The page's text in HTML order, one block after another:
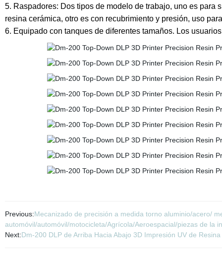
5. Raspadores: Dos tipos de modelo de trabajo, uno es
resina cerámica, otro es con recubrimiento y presión, uso
6. Equipado con tanques de diferentes tamaños. Los
Previous:Mecanizado de precisión a medida torno aluminio/acero/
automóvil/automóvil/motocicleta/Agrícola/Aeroespacial/piezas de la
Next:Dm-200 DLP de Arriba Hacia Abajo 3D Impresión UV de